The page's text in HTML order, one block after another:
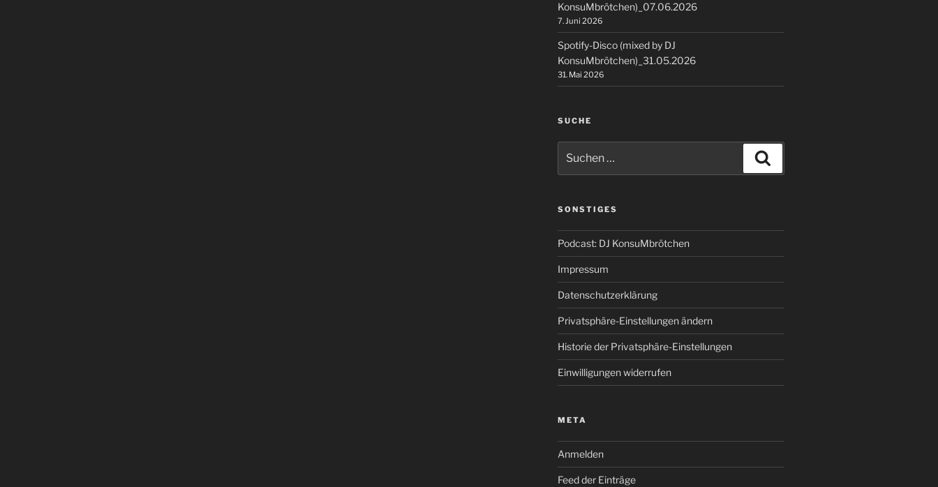
KonsuMbrötchen)_07.06.2026
7. Juni 2026
Spotify-Disco (mixed by DJ
KonsuMbrötchen)_31.05.2026
31. Mai 2026
SUCHE
nach:
SONSTIGES
Podcast: DJ KonsuMbrötchen
Impressum
Datenschutzerklärung
Privatsphäre-Einstellungen ändern
Historie der Privatsphäre-Einstellungen
Einwilligungen widerrufen
META
Anmelden
Feed der Einträge